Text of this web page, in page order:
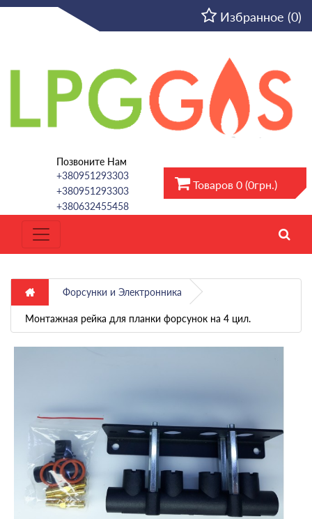
Избранное (0)
Позвоните Нам
+380951293303
+380951293303
+380632455458
Товаров 0 (0грн.)
Форсунки и Электронника
Монтажная рейка для планки форсунок на 4 цил.